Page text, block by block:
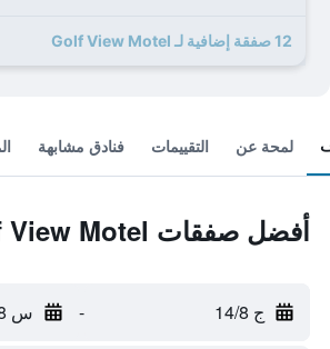
12 صفقة إضافية لـ Golf View Motel
لمحة عن التقييمات فنادق مشابهة
أفضل صفقات Golf View Motel
ج 14/8 - س 15/8